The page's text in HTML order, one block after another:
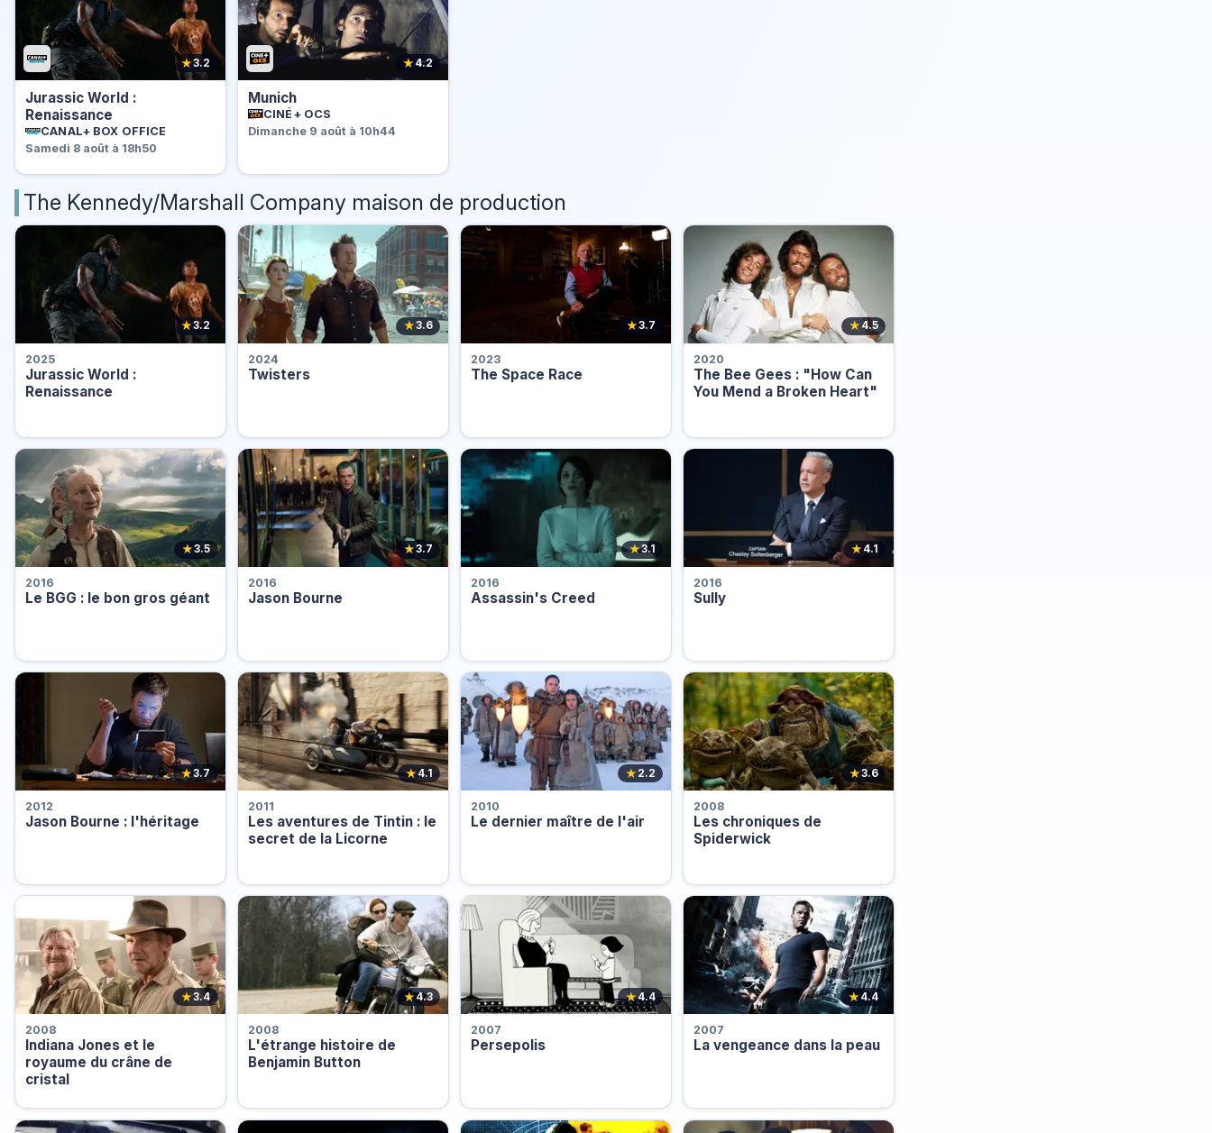
★3.2
Jurassic World :
Renaissance
CANAL+ BOX OFFICE
Samedi 8 août à 18h50
★4.2
Munich
CINÉ+ OCS
Dimanche 9 août à 10h44
The Kennedy/Marshall Company maison de production
★3.2
2025
Jurassic World :
Renaissance
★3.6
2024
Twisters
★3.7
2023
The Space Race
★ 4.5
2020
The Bee Gees : "How Can
You Mend a Broken Heart"
★3.5
2016
Le BGG : le bon gros géant
★3.7
2016
Jason Bourne
★3.1
2016
Assassin's Creed
★ 4.1
2016
Sully
★3.7
2012
Jason Bourne : l'héritage
★4.1
2011
Les aventures de Tintin : le
secret de la Licorne
★ 2.2
2010
Le dernier maître de l'air
★3.6
2008
Les chroniques de
Spiderwick
★3.4
2008
Indiana Jones et le
royaume du crâne de
cristal
★4.3
2008
L'étrange histoire de
Benjamin Button
★4.4
2007
Persepolis
★4.4
2007
La vengeance dans la peau